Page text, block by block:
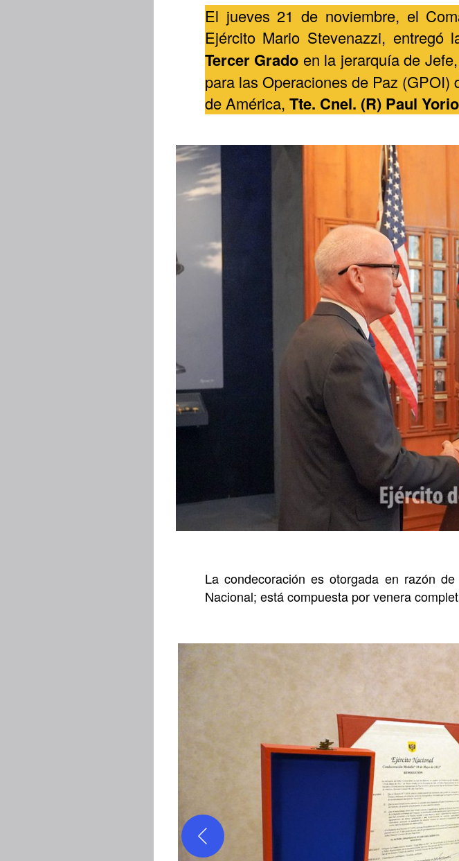
El jueves 21 de noviembre, el
Ejército Mario Stevenazzi, entregó
Tercer Grado en la jerarquía de
para las Operaciones de Paz
de América, Tte. Cnel. (R) Paul Yorio
La condecoración es otorgada en razón
Nacional; está compuesta por venera